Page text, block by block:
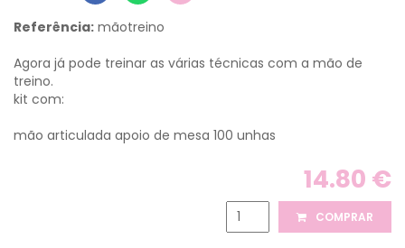
Referência: mãotreino
Agora já pode treinar as várias técnicas com a mão de
treino.
kit com:
mão articulada apoio de mesa 100 unhas
14.80 €
COMPRAR